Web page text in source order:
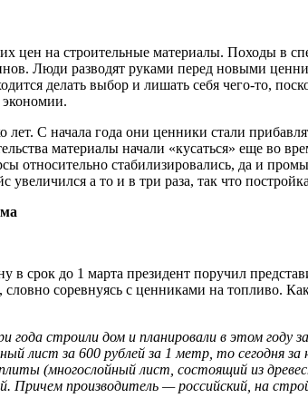
цен на строительные материалы. Походы в
Люди разводят руками перед новыми
делать выбор и лишать себя чего-то,
лет. С начала года они ценники стали
материалы начали «кусаться» еще во
относительно стабилизировались, да и
а то и в три раза, так что
срок до 1 марта президент поручил
соревнуясь с ценниками на топливо.
строили дом и планировали в этом году
лист за 600 рублей за 1 метр, то сегодня
(многослойный лист, состоящий из
Причем производитель — российский, на